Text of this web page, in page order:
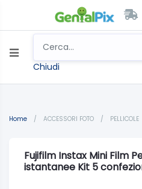
Chiudi
Home / ACCESSORI FOTO / PELLICOLE
Fujifilm Instax Mini Film
istantanee Kit 5